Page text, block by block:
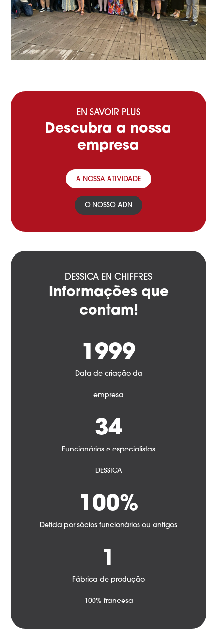
EN SAVOIR PLUS
Descubra a nossa
empresa
A NOSSA ATIVIDADE
O NOSSO ADN
DESSICA EN CHIFFRES
Informações que
contam!
1999
Data de criação da
empresa
34
Funcionários e especialistas
DESSICA
100%
Detida por sócios funcionários ou antigos
1
Fábrica de produção
100% francesa